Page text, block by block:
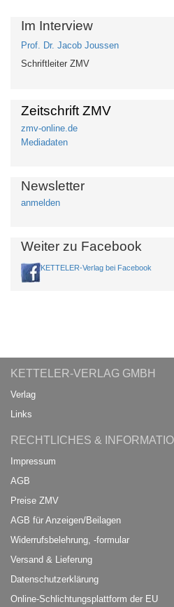
Im Interview
Prof. Dr. Jacob Joussen
Schriftleiter ZMV
Zeitschrift ZMV
zmv-online.de
Mediadaten
Newsletter
anmelden
Weiter zu Facebook
KETTELER-Verlag bei Facebook
KETTELER-VERLAG GMBH
Verlag
Links
RECHTLICHES &
Impressum
AGB
Preise ZMV
AGB für Anzeigen/Beilagen
Widerrufsbelehrung, -formular
Versand & Lieferung
Datenschutzerklärung
Online-Schlichtungsplattform der EU